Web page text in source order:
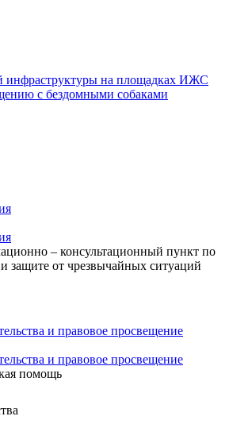
инфраструктуры на площадках ИЖС
с бездомными собаками
– консультационный пункт по
защите от чрезвычайных ситуаций
и правовое просвещение
и правовое просвещение
помощь